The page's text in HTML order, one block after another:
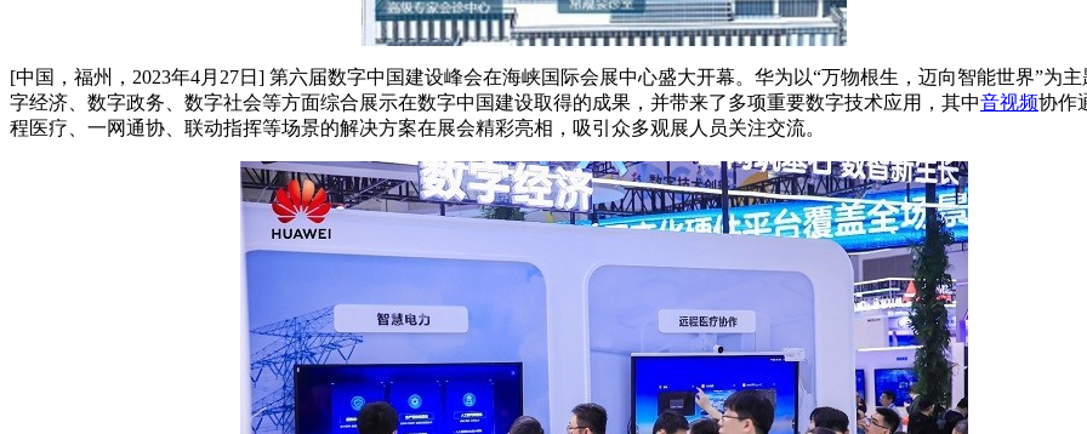
[中国，福州，2023年4月27日] 第六届数字中国建设峰会在海峡国际会展中心盛大开幕。华为以“万物根生，迈向智能世界”为
字经济、数字政务、数字社会等方面综合展示在数字中国建设取得的成果，并带来了多项重要数字技术应用，其中音视频协作
程医疗、一网通协、联动指挥等场景的解决方案在展会精彩亮相，吸引众多观展人员关注交流。